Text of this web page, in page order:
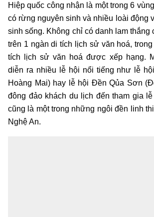
Hiệp quốc công nhận là một trong 6
có rừng nguyên sinh và nhiều loài động
sinh sống. Không chỉ có danh lam thắng
trên 1 ngàn di tích lịch sử văn hoá,
tích lịch sử văn hoá được xếp hạng.
diễn ra nhiều lễ hội nổi tiếng như lễ
Hoàng Mai) hay lễ hội Đền Qủa Sơn
đông đảo khách du lịch đến tham gia
cũng là một trong những ngôi đền linh
Nghệ An.